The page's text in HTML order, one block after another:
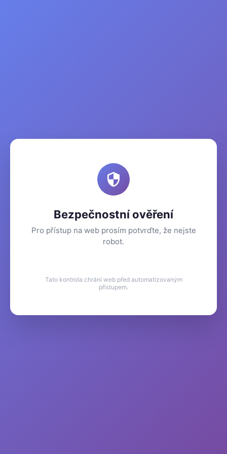
Bezpečnostní ověření
Pro přístup na web prosím potvrďte, že nejste
robot.
Tato kontrola chrání web před automatizovaným
přístupem.